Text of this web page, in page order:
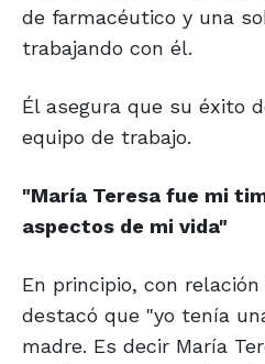
de farmacéutico y una
trabajando con él.
Él asegura que su éxito
equipo de trabajo.
"María Teresa fue mi
aspectos de mi vida"
En principio, con
destacó que "yo tenía
madre. Es decir María